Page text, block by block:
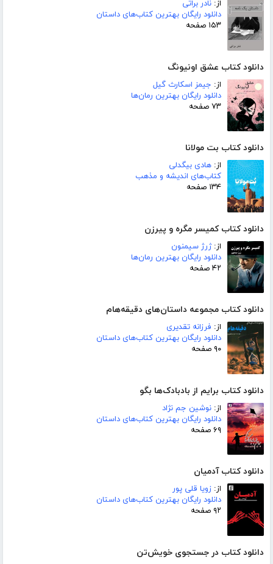
از: نادر براتی
دانلود رایگان بهترین کتاب‌های داستان
۱۵۳ صفحه
دانلود کتاب عشق اونیونگ
از: جیمز اسکارث گیل
دانلود رایگان بهترین رمان‌ها
۷۳ صفحه
دانلود کتاب بت مولانا
از: هادی بیگدلی
کتاب‌های اندیشه و مذهب
۱۳۴ صفحه
دانلود کتاب کمیسر مگره و پیرزن
از:ژرژ سیمنون
دانلود رایگان بهترین رمان‌ها
۴۲ صفحه
دانلود کتاب مجموعه داستان‌های دقیقه‌هام
از: فرزانه تقدیری
دانلود رایگان بهترین کتاب‌های داستان
۹۰ صفحه
دانلود کتاب برایم از بادبادک‌ها بگو
از: نوشین جم نژاد
دانلود رایگان بهترین کتاب‌های داستان
۶۹ صفحه
دانلود کتاب آدمیان
از: زویا قلی پور
دانلود رایگان بهترین کتاب‌های داستان
۹۲ صفحه
دانلود کتاب در جستجوی خویش‌تن